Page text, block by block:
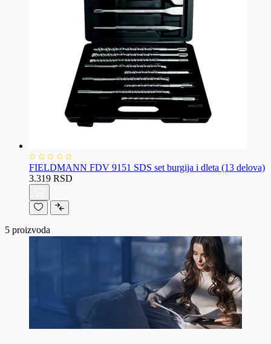
FIELDMANN FDV 9151 SDS set burgija i dleta (13 delova)
3.319 RSD
5 proizvoda